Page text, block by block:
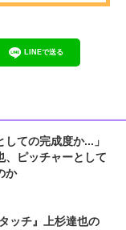
LINEで送る
しての完成度か...」
、ピッチャーとして
か
ッチ』上杉達也の